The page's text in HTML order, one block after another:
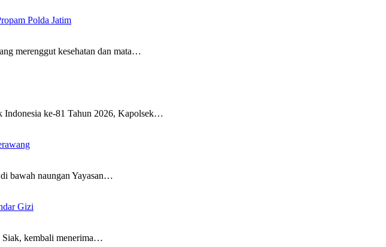
Polda Jatim
merenggut kesehatan dan mata…
Indonesia ke-81 Tahun 2026, Kapolsek…
bawah naungan Yayasan…
Gizi
Siak, kembali menerima…